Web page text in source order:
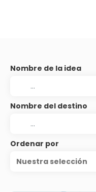
Nombre de la idea
Nombre del destino
Ordenar por
Nuestra selección